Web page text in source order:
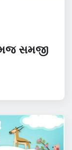
સમજી